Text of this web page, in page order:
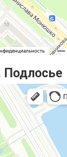
Подлосье